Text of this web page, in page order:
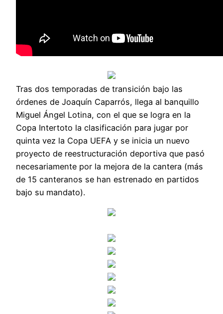
Tras dos temporadas de transición bajo las
órdenes de Joaquín Caparrós, llega al banquillo
Miguel Ángel Lotina, con el que se logra en la
Copa Intertoto la clasificación para jugar por
quinta vez la Copa UEFA y se inicia un nuevo
proyecto de reestructuración deportiva que pasó
necesariamente por la mejora de la cantera (más
de 15 canteranos se han estrenado en partidos
bajo su mandato).